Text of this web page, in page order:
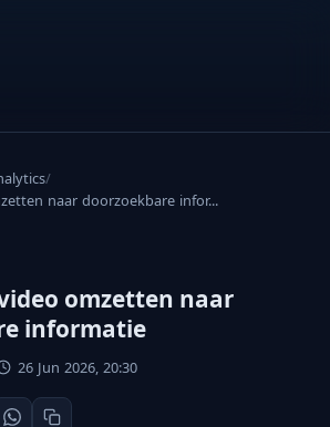
/
naar doorzoekbare infor...
omzetten naar
informatie
26 Jun 2026, 20:30